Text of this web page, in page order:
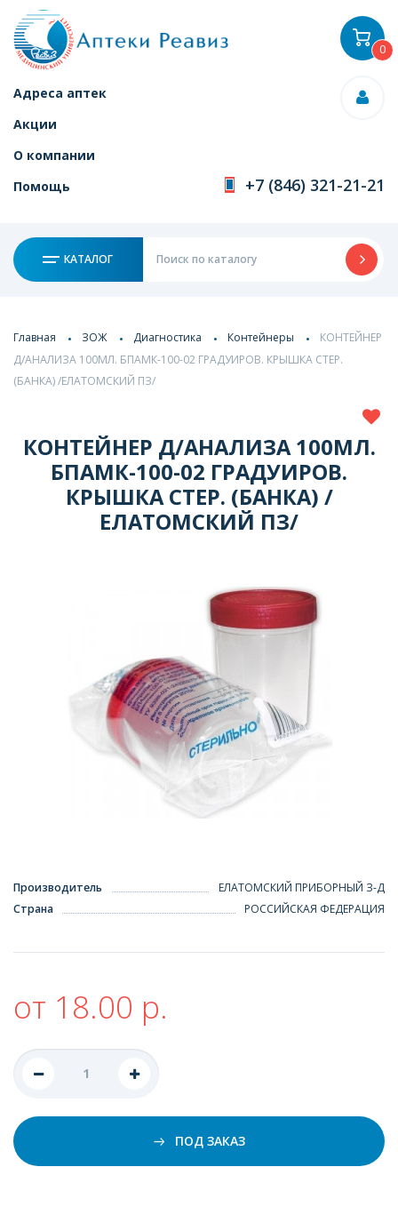
Адреса аптек
Акции
О компании
Помощь
+7 (846) 321-21-21
КАТАЛОГ
0
Главная ЗОЖ Диагностика Контейнеры
КОНТЕЙНЕР
Д/АНАЛИЗА 100МЛ. БПАМК-100-02 ГРАДУИРОВ. КРЫШКА СТЕР.
(БАНКА) /ЕЛАТОМСКИЙ ПЗ/
КОНТЕЙНЕР Д/АНАЛИЗА 100МЛ.
БПАМК-100-02 ГРАДУИРОВ.
КРЫШКА СТЕР. (БАНКА) /
ЕЛАТОМСКИЙ ПЗ/
Производитель
ЕЛАТОМСКИЙ ПРИБОРНЫЙ З-Д
Страна
РОССИЙСКАЯ ФЕДЕРАЦИЯ
от 18.00 р.
ПОД ЗАКАЗ